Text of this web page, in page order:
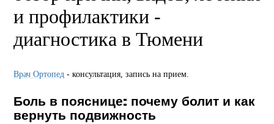
Врач Ортопед - консультация, запись на прием.
Боль в пояснице: почему болит и как
вернуть подвижность